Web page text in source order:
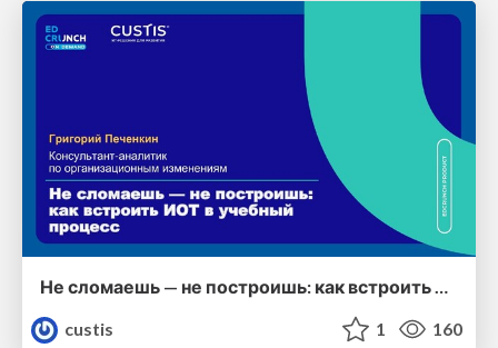
custis
1 160